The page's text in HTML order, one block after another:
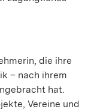
die ihre
– nach ihrem
hat.
Vereine und